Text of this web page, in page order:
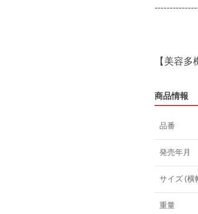
商品情報
品番
発売年月
サイズ (
重量